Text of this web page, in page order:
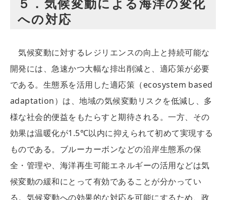
への対応
気候変動に対するレジリエンスの向上と持続可能な
開発には、急速かつ大幅な排出削減と、適応策が必要
である。生態系を活用した適応策（ecosystem based
adaptation）は、地域の気候変動リスクを低減し、多
様な社会的便益をもたらすと期待される。一方、その
効果は温暖化が1.5℃以内に抑えられて初めて実現する
ものである。ブルーカーボンなどの沿岸生態系の保
全・管理や、海洋再生可能エネルギーの活用などは気
候変動の緩和にとって有効であることが分かってい
る。気候変動への効果的な対応を可能にするため、政